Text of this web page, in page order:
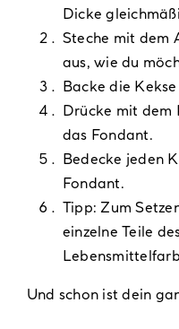
Dicke
Steche mit dem
aus, wie du
Backe die
Drücke mit dem
das Fondant.
Bedecke jeden
Fondant.
Tipp: Zum
einzelne Teile
Und schon ist dein